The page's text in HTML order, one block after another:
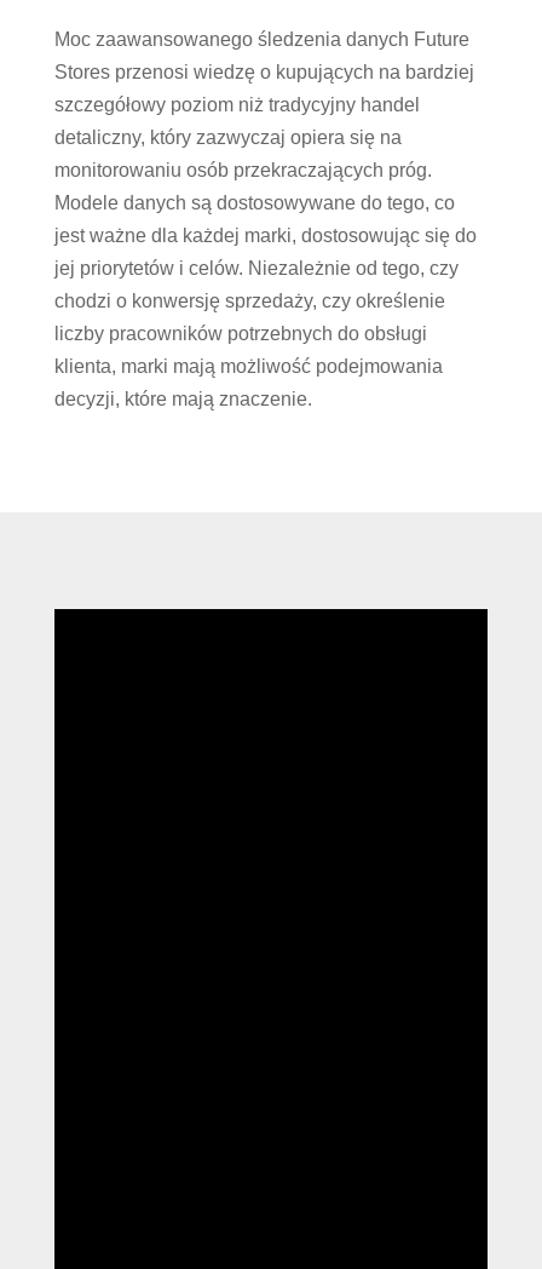
Moc zaawansowanego śledzenia danych Future
Stores przenosi wiedzę o kupujących na bardziej
szczegółowy poziom niż tradycyjny handel
detaliczny, który zazwyczaj opiera się na
monitorowaniu osób przekraczających próg.
Modele danych są dostosowywane do tego, co
jest ważne dla każdej marki, dostosowując się do
jej priorytetów i celów. Niezależnie od tego, czy
chodzi o konwersję sprzedaży, czy określenie
liczby pracowników potrzebnych do obsługi
klienta, marki mają możliwość podejmowania
decyzji, które mają znaczenie.